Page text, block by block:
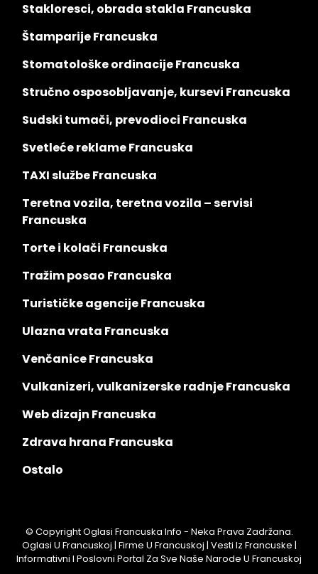
Stakloresci, obrada stakla Francuska
Štamparije Francuska
Stomatološke ordinacije Francuska
Stručno osposobljavanje, kursevi Francuska
Sudski tumači, prevodioci Francuska
Svetleće reklame Francuska
TAXI službe Francuska
Teretna vozila, teretna vozila – servisi
Francuska
Torte i kolači Francuska
Tražim posao Francuska
Turističke agencije Francuska
Ulazna vrata Francuska
Venčanice Francuska
Vulkanizeri, vulkanizerske radnje Francuska
Web dizajn Francuska
Zdrava hrana Francuska
Ostalo
© Copyright Oglasi Francuska Info - Neka Prava Zadržana.
Oglasi U Francuskoj | Firme U Francuskoj | Vesti Iz Francuske |
Informativni I Poslovni Portal Za Sve Naše Narode U Francuskoj